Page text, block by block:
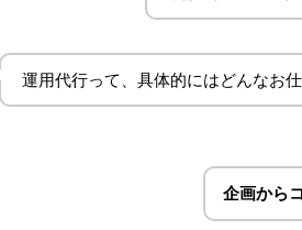
運用代行って、具体的にはどんなお
企画から